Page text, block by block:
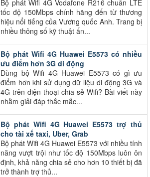
Bộ phát Wifi 4G Vodafone R216 chuẩn LTE
tốc độ 150Mbps chính hãng đến từ thương
hiệu nổi tiếng của Vương quốc Anh. Trang bị
nhiều thông số kỹ thuật ấn...
Bộ phát Wifi 4G Huawei E5573 có nhiều
ưu điểm hơn 3G di động
Dùng bộ Wifi 4G Huawei E5573 có gì ưu
điểm hơn khi sử dụng dữ liệu di động 3G và
4G trên điện thoại chia sẻ Wifi? Bài viết này
nhằm giải đáp thắc mắc...
Bộ phát Wifi 4G Huawei E5573 trợ thủ
cho tài xế taxi, Uber, Grab
Bộ phát Wifi 4G Huawei E5573 với nhiều tính
năng vượt trội như tốc độ 150Mbps luôn ôn
định, khả năng chia sẻ cho hơn 10 thiết bị đã
trở thành trợ thủ...